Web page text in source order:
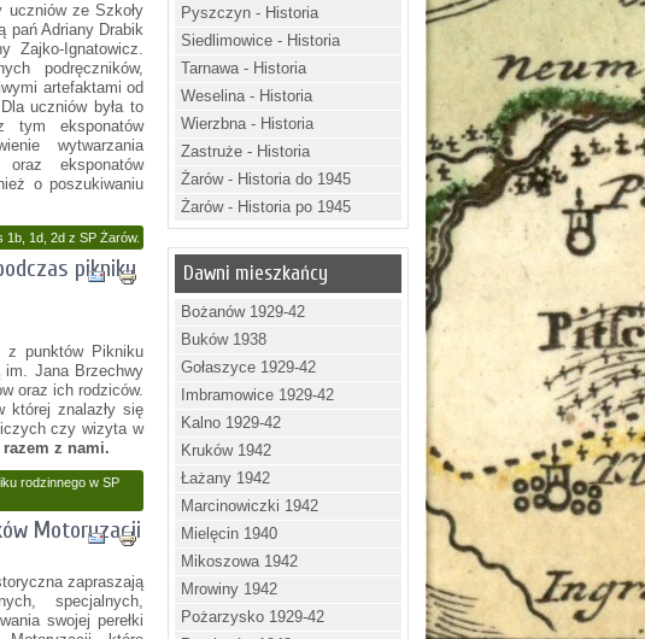
ze Szkoły
pań Adriany Drabik
Zajko-Ignatowicz.
podręczników,
artefaktami od
uczniów była to
tym eksponatów
wytwarzania
eksponatów
o poszukiwaniu
1d, 2d z SP Żarów.
pikniku
z punktów Pikniku
im. Jana Brzechwy
oraz ich rodziców.
której znalazły się
czy wizyta w
z nami.
rodzinnego w SP
Motoryzacji
zapraszają
specjalnych,
swojej perełki
Pyszczyn - Historia
Siedlimowice - Historia
Tarnawa - Historia
Weselina - Historia
Wierzbna - Historia
Zastruże - Historia
Żarów - Historia do 1945
Żarów - Historia po 1945
Dawni mieszkańcy
Bożanów 1929-42
Buków 1938
Gołaszyce 1929-42
Imbramowice 1929-42
Kalno 1929-42
Kruków 1942
Łażany 1942
Marcinowiczki 1942
Mielęcin 1940
Mikoszowa 1942
Mrowiny 1942
Pożarzysko 1929-42